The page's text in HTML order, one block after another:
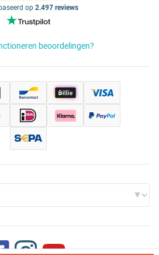
op 2.497 reviews
beoordelingen?